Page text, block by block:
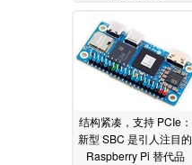
结构紧凑，支持 PCIe：
新型 SBC 是引人注目的
Raspberry Pi 替代品